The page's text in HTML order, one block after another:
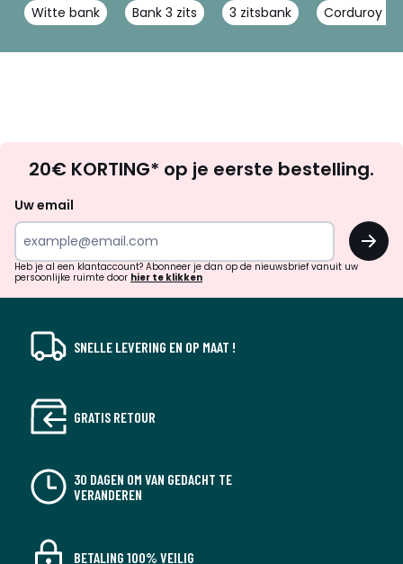
Witte bank Bank 3 zits 3 zitsbank Corduroy
zoek
inspiratie
verrassingen?
20€ KORTING* op je eerste bestelling.
Uw email
OK
Heb je al een klantaccount? Abonneer je dan op de nieuwsbrief vanuit uw
persoonlijke ruimte door hier te klikken
SNELLE LEVERING EN OP MAAT !
GRATIS RETOUR
30 DAGEN OM VAN GEDACHT TE
VERANDEREN
BETALING 100% VEILIG